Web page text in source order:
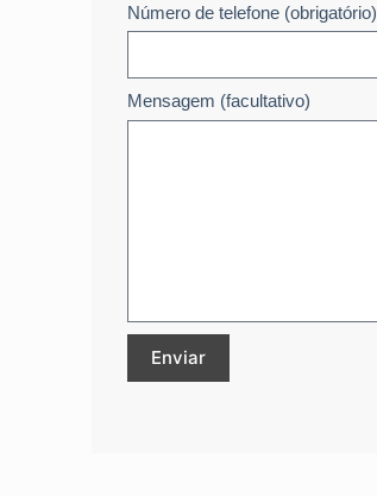
Número de telefone (obrigatório)
Mensagem (facultativo)
Enviar